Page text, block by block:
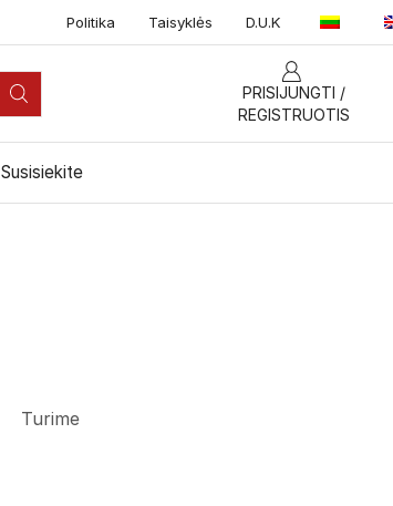
Politika Taisyklės D.U.K
PRISIJUNGTI /
REGISTRUOTIS
Susisiekite
Turime